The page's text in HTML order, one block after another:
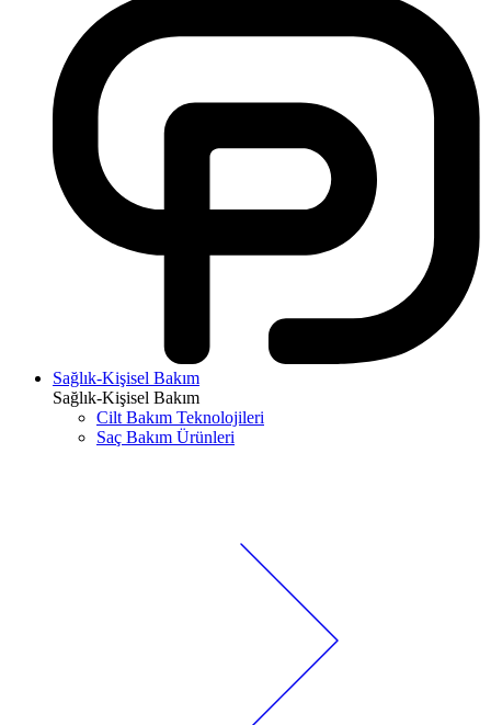
Sağlık-Kişisel Bakım
Sağlık-Kişisel Bakım
Cilt Bakım Teknolojileri
Saç Bakım Ürünleri